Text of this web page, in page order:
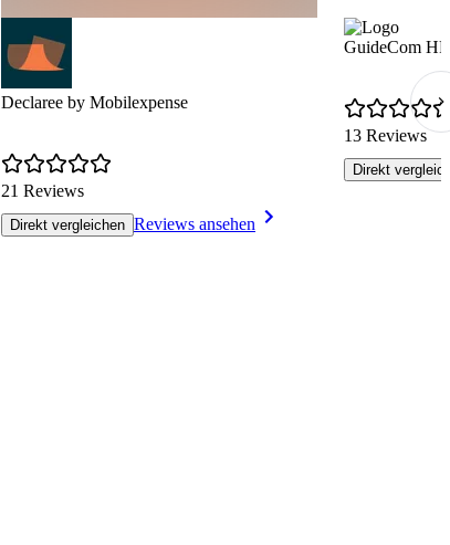
Declaree by Mobilexpense
21 Reviews
Direkt vergleichen Reviews ansehen
GuideCom
13 Reviews
Direkt